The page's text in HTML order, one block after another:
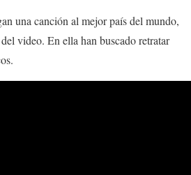
una canción al mejor país del mundo,
video. En ella han buscado retratar